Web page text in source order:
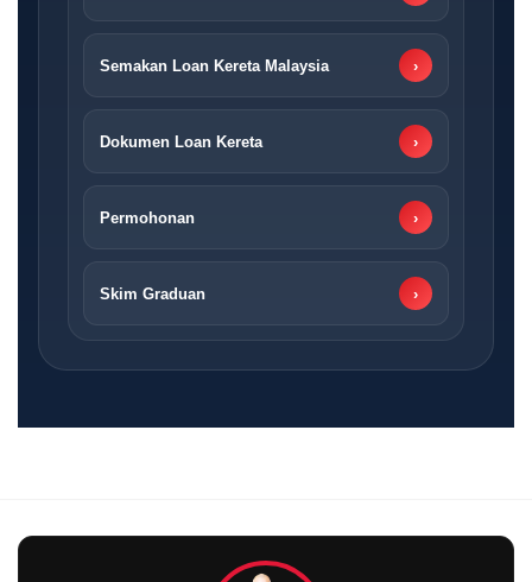
Semakan Loan Kereta Malaysia ›
Dokumen Loan Kereta ›
Permohonan ›
Skim Graduan ›